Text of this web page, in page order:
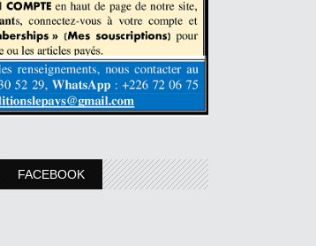
FACEBOOK